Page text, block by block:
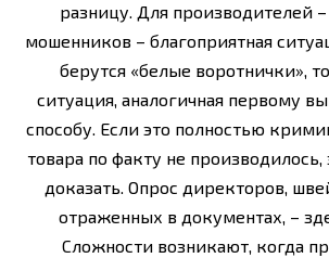
разницу. Для производителей
мошенников – благоприятная
берутся «белые воротнички»,
ситуация, аналогичная первому
способу. Если это полностью
товара по факту не производилось,
доказать. Опрос директоров,
отраженных в документах, –
Сложности возникают, когда